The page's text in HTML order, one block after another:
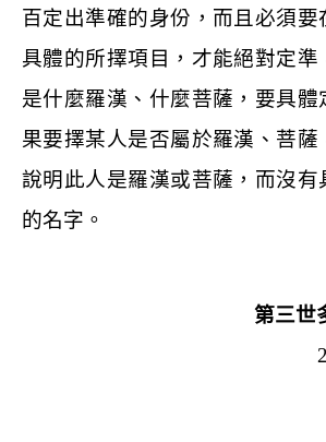
百定出準確的身份，而且必須要
具體的所擇項目，才能絕對定準
是什麼羅漢、什麼菩薩，要具體
果要擇某人是否屬於羅漢、菩薩
說明此人是羅漢或菩薩，而沒有
的名字。
第三世